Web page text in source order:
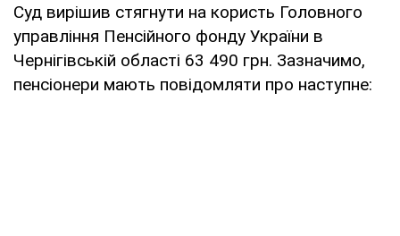
Суд вирішив стягнути на користь Головного
управління Пенсійного фонду України в
Чернігівській області 63 490 грн. Зазначимо,
пенсіонери мають повідомляти про наступне: